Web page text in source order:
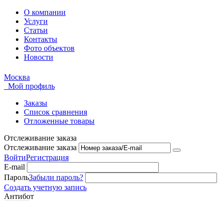
О компании
Услуги
Статьи
Контакты
Фото объектов
Новости
Москва
Мой профиль
Заказы
Список сравнения
Отложенные товары
Отслеживание заказа
Отслеживание заказа
ВойтиРегистрация
E-mail
ПарольЗабыли пароль?
Создать учетную запись
Антибот